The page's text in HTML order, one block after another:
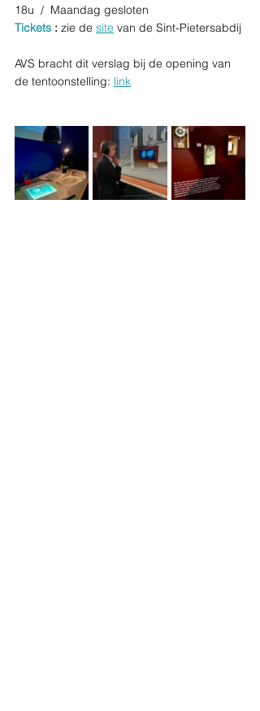
18u  /  Maandag gesloten
Tickets : zie de site van de Sint-Pietersabdij
AVS bracht dit verslag bij de opening van
de tentoonstelling: link